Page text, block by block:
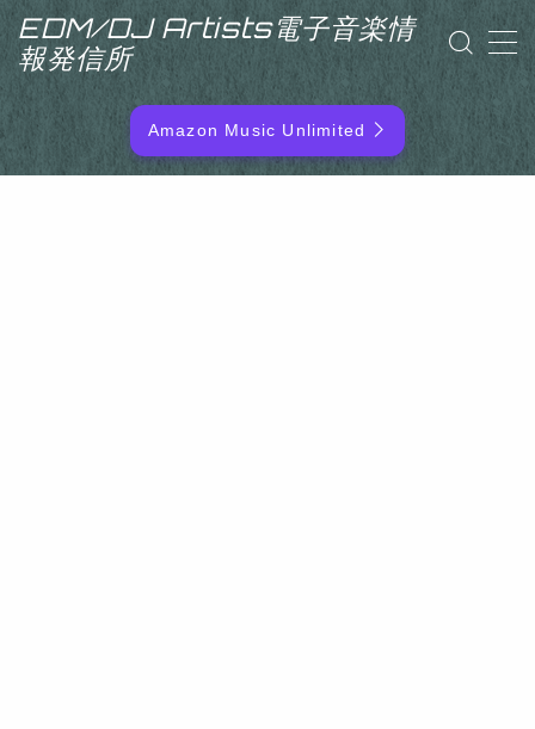
EDM/DJ Artists電子音楽情
報発信所
MENU
EDM/DJ/PD ARTIST
Amazon Music Unlimited